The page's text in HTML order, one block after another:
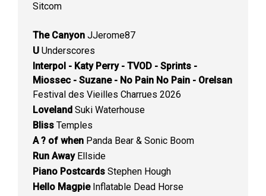
Sitcom
The Canyon JJerome87
U Underscores
Interpol - Katy Perry - TVOD - Sprints -
Miossec - Suzane - No Pain No Pain - Orelsan
Festival des Vieilles Charrues 2026
Loveland Suki Waterhouse
Bliss Temples
A ? of when Panda Bear & Sonic Boom
Run AwayEllside
Piano Postcards Stephen Hough
Hello MagpieInflatable Dead Horse